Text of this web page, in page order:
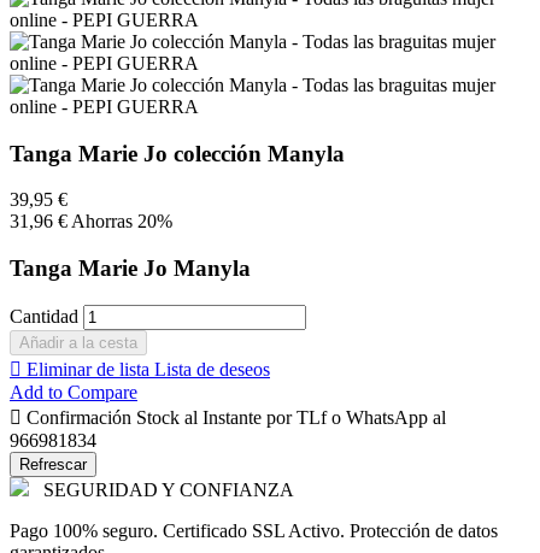
Tanga Marie Jo colección Manyla
39,95 €
31,96 €Ahorras 20%
Tanga Marie Jo Manyla
Cantidad
Añadir a la cesta
 Eliminar de lista Lista de deseos
Add to Compare
 Confirmación Stock al Instante por TLf o WhatsApp al
966981834
SEGURIDAD Y CONFIANZA
Pago 100% seguro. Certificado SSL Activo. Protección de datos